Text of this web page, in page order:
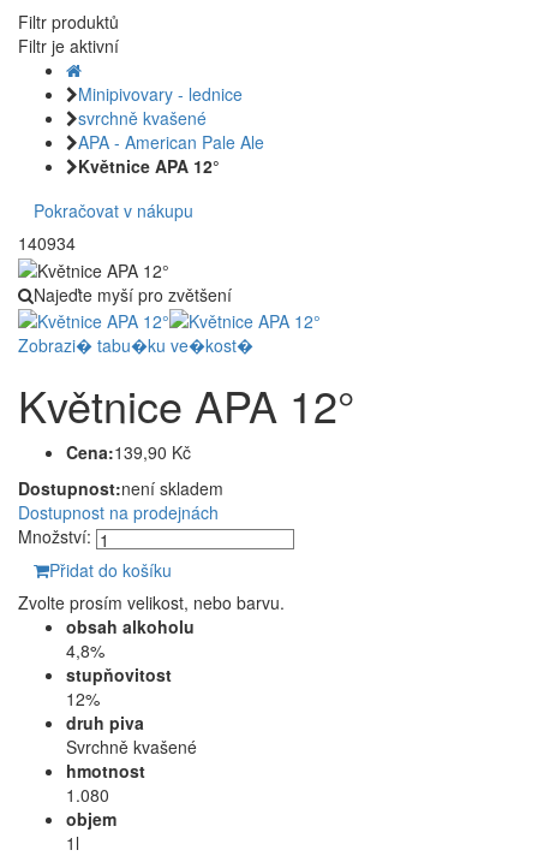
Filtr produktů
Filtr je aktivní
Minipivovary - lednice
svrchně kvašené
APA - American Pale Ale
Květnice APA 12°
Pokračovat v nákupu
140934
Najeďte myší pro zvětšení
Zobrazi� tabu�ku ve�kost�
Květnice APA 12°
Cena:139,90 Kč
Dostupnost:není skladem
Dostupnost na prodejnách
Množství:
Přidat do košíku
Zvolte prosím velikost, nebo barvu.
obsah alkoholu
4,8%
stupňovitost
12%
druh piva
Svrchně kvašené
hmotnost
1.080
objem
1l